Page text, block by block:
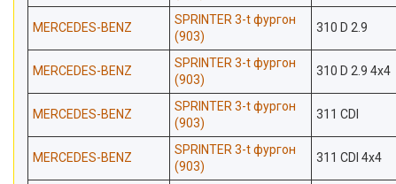
MERCEDES-BENZ
SPRINTER 3-t фургон
(903)
310 D 2.9
MERCEDES-BENZ
SPRINTER 3-t фургон
(903)
310 D 2.9 4x4
MERCEDES-BENZ
SPRINTER 3-t фургон
(903)
311 CDI
MERCEDES-BENZ
SPRINTER 3-t фургон
(903)
311 CDI 4x4